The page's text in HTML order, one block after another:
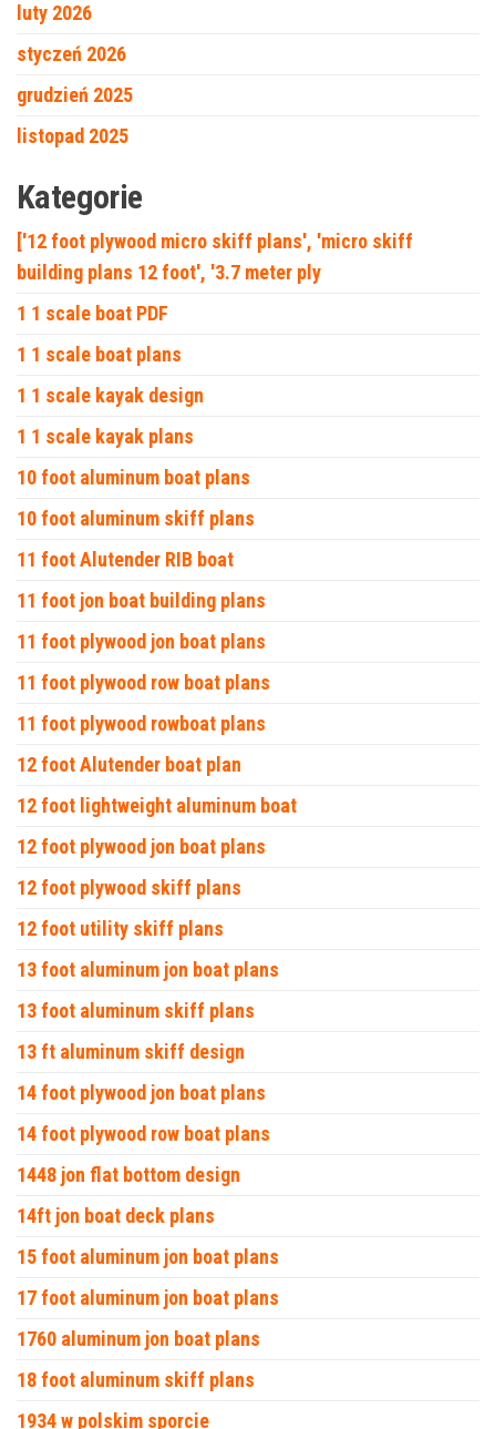
luty 2026
styczeń 2026
grudzień 2025
listopad 2025
Kategorie
['12 foot plywood micro skiff plans', 'micro skiff
building plans 12 foot', '3.7 meter ply
1 1 scale boat PDF
1 1 scale boat plans
1 1 scale kayak design
1 1 scale kayak plans
10 foot aluminum boat plans
10 foot aluminum skiff plans
11 foot Alutender RIB boat
11 foot jon boat building plans
11 foot plywood jon boat plans
11 foot plywood row boat plans
11 foot plywood rowboat plans
12 foot Alutender boat plan
12 foot lightweight aluminum boat
12 foot plywood jon boat plans
12 foot plywood skiff plans
12 foot utility skiff plans
13 foot aluminum jon boat plans
13 foot aluminum skiff plans
13 ft aluminum skiff design
14 foot plywood jon boat plans
14 foot plywood row boat plans
1448 jon flat bottom design
14ft jon boat deck plans
15 foot aluminum jon boat plans
17 foot aluminum jon boat plans
1760 aluminum jon boat plans
18 foot aluminum skiff plans
1934 w polskim sporcie